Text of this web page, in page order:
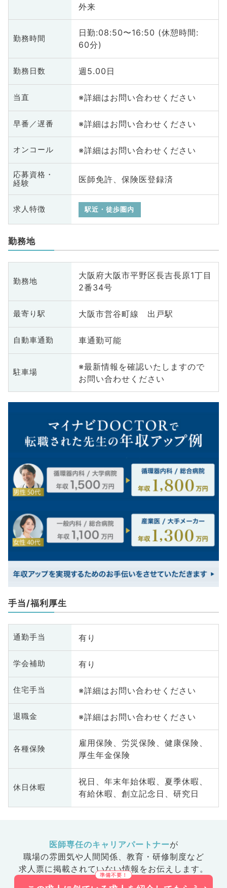
外来
勤務時間
日勤:08:50〜16:50 (休憩時間:
60分)
勤務日数 週5.00日
当直 ※詳細はお問い合わせください
早番／遅番 ※詳細はお問い合わせください
オンコール ※詳細はお問い合わせください
応募資格・
経験
医師免許、保険医登録済
求人特徴 駅近・徒歩圏内
勤務地
勤務地
大阪府大阪市平野区長吉長原1丁目
2番34号
最寄り駅 大阪市営谷町線 出戸駅
自動車通勤 車通勤可能
駐車場
※最新情報を確認いたしますので
お問い合わせください
手当/福利厚生
通勤手当 有り
学会補助 有り
住宅手当 ※詳細はお問い合わせください
退職金 ※詳細はお問い合わせください
各種保険
雇用保険、労災保険、健康保険、
厚生年金保険
休日休暇
祝日、年末年始休暇、夏季休暇、
有給休暇、創立記念日、研究日
医師専任のキャリアパートナーが
職場の雰囲気や人間関係、 教育・研修制度など
求人票に掲載されていない情報をお伝えします。